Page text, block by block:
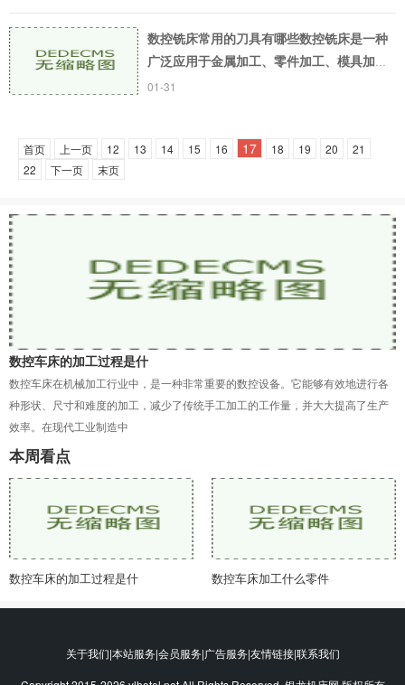
数控铣床常用的刀具有哪些数控铣床是一种
广泛应用于金属加工、零件加工、模具加工
等领域的机床。在数控铣床的加工过程中，
01-31
首页 上一页 12 13 14 15 16 17 18 19 20
21
22
下一页 末页
数控车床的加工过程是什
数控车床在机械加工行业中，是一种非常重要的数控设备。它能够有效地进行各
种形状、尺寸和难度的加工，减少了传统手工加工的工作量，并大大提高了生产
效率。在现代工业制造中
本周看点
数控车床的加工过程是什 数控车床加工什么零件
关于我们|本站服务|会员服务|广告服务|友情链接|联系我们